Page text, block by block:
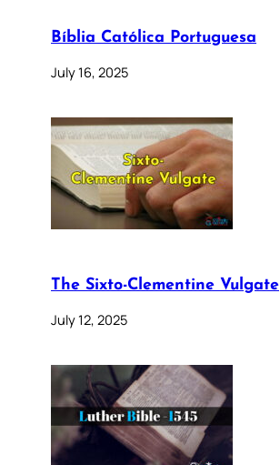
Bíblia Católica Portuguesa
July 16, 2025
The Sixto-Clementine Vulgate
July 12, 2025